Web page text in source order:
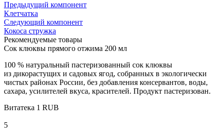
Предыдущий компонент
Клетчатка
Следующий компонент
Кокоса стружка
Рекомендуемые товары
Сок клюквы прямого отжима 200 мл
100 % натуральный пастеризованный сок клюквы
из дикорастущих и садовых ягод, собранных в экологически
чистых районах России, без добавления консервантов, воды,
сахара, усилителей вкуса, красителей. Продукт пастеризован.
Витатека 1 RUB
5